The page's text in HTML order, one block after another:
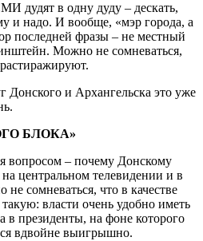
дудят в одну дуду – дескать,
и надо. И вообще, «мэр города, а
последней фразы – не местный
Можно не сомневаться,
Донского и Архангельска это уже
БЛОКА»
вопросом – почему Донскому
центральном телевидении и в
сомневаться, что в качестве
власти очень удобно иметь
в президенты, на фоне которого
вдвойне выигрышно.